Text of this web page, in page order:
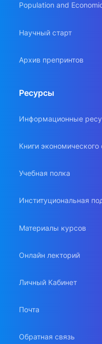
Population and
Научный старт
Архив препринтов
Ресурсы
Информационные
Книги экономического
Учебная полка
Институциональная
Материалы курсов
Онлайн лекторий
Личный Кабинет
Почта
Обратная связь